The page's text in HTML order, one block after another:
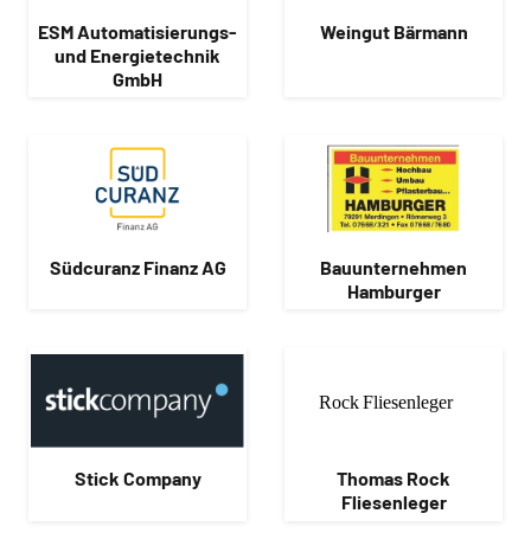
ESM Automatisierungs-
und Energietechnik
GmbH
Weingut Bärmann
Südcuranz Finanz AG
Bauunternehmen
Hamburger
Stick Company
Thomas Rock
Fliesenleger